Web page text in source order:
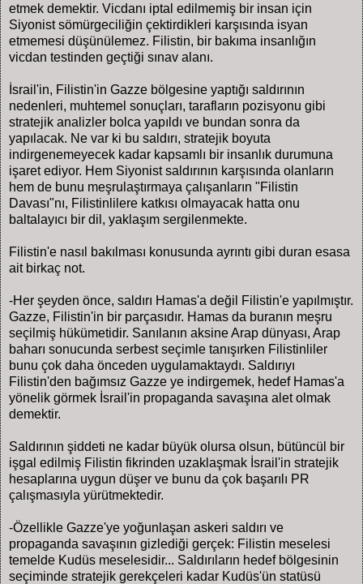
etmek demektir. Vicdanı iptal edilmemiş bir insan için
Siyonist sömürgeciliğin çektirdikleri karşısında isyan
etmemesi düşünülemez. Filistin, bir bakıma insanlığın
vicdan testinden geçtiği sınav alanı.
İsrail'in, Filistin'in Gazze bölgesine yaptığı saldırının
nedenleri, muhtemel sonuçları, tarafların pozisyonu gibi
stratejik analizler bolca yapıldı ve bundan sonra da
yapılacak. Ne var ki bu saldırı, stratejik boyuta
indirgenemeyecek kadar kapsamlı bir insanlık durumuna
işaret ediyor. Hem Siyonist saldırının karşısında olanların
hem de bunu meşrulaştırmaya çalışanların "Filistin
Davası"nı, Filistinlilere katkısı olmayacak hatta onu
baltalayıcı bir dil, yaklaşım sergilenmekte.
Filistin'e nasıl bakılması konusunda ayrıntı gibi duran esasa
ait birkaç not.
-Her şeyden önce, saldırı Hamas'a değil Filistin'e yapılmıştır.
Gazze, Filistin'in bir parçasıdır. Hamas da buranın meşru
seçilmiş hükümetidir. Sanılanın aksine Arap dünyası, Arap
baharı sonucunda serbest seçimle tanışırken Filistinliler
bunu çok daha önceden uygulamaktaydı. Saldırıyı
Filistin'den bağımsız Gazze ye indirgemek, hedef Hamas'a
yönelik görmek İsrail'in propaganda savaşına alet olmak
demektir.
Saldırının şiddeti ne kadar büyük olursa olsun, bütüncül bir
işgal edilmiş Filistin fikrinden uzaklaşmak İsrail'in stratejik
hesaplarına uygun düşer ve bunu da çok başarılı PR
çalışmasıyla yürütmektedir.
-Özellikle Gazze'ye yoğunlaşan askeri saldırı ve
propaganda savaşının gizlediği gerçek: Filistin meselesi
temelde Kudüs meselesidir... Saldırıların hedef bölgesinin
seçiminde stratejik gerekçeleri kadar Kudüs'ün statüsü